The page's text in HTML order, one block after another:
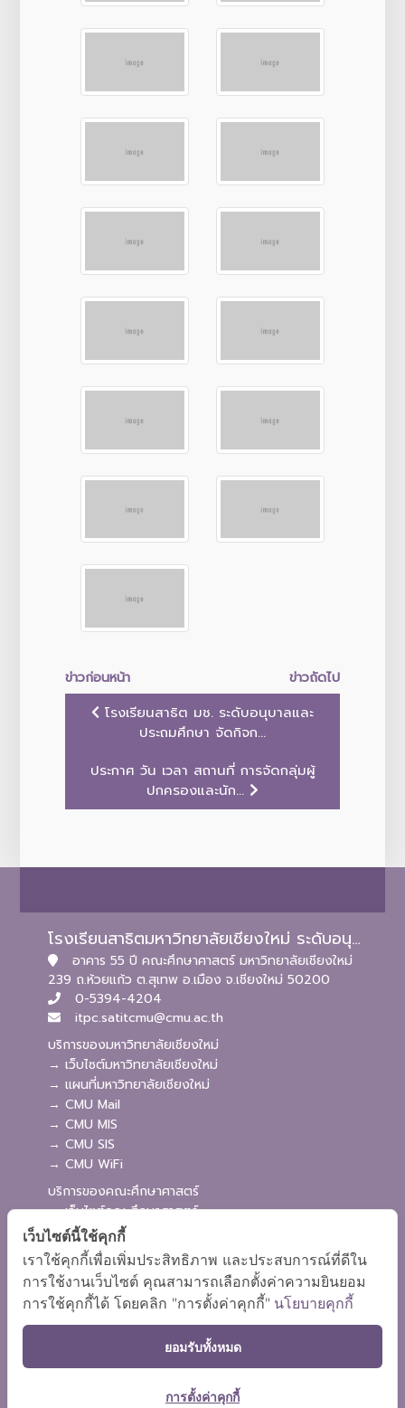
ข่าวก่อนหน้า
ข่าวถัดไป
โรงเรียนสาธิต มช. ระดับอนุบาลและ
ประถมศึกษา จัดกิจก...
ประกาศ วัน เวลา สถานที่ การจัดกลุ่มผู้
ปกครองและนัก...
โรงเรียนสาธิตมหาวิทยาลัยเชียงใหม่ ระดับอนุบาลและประถมศึกษา
อาคาร 55 ปี คณะศึกษาศาสตร์ มหาวิทยาลัยเชียงใหม่
239 ถ.ห้วยแก้ว ต.สุเทพ อ.เมือง จ.เชียงใหม่ 50200
0-5394-4204
itpc.satitcmu@cmu.ac.th
บริการของมหาวิทยาลัยเชียงใหม่
→ เว็บไซต์มหาวิทยาลัยเชียงใหม่
→ แผนที่มหาวิทยาลัยเชียงใหม่
→ CMU Mail
→ CMU MIS
→ CMU SIS
→ CMU WiFi
บริการของคณะศึกษาศาสตร์
→ เว็บไซต์คณะศึกษาศาสตร์
→ ระบบจัดการเว็บไซต์
→ ระบบ Admission
→ EDU MIS
→ EDU SIS
เว็บไซต์นี้ใช้คุกกี้
เราใช้คุกกี้เพื่อเพิ่มประสิทธิภาพ และประสบการณ์ที่ดีใน
การใช้งานเว็บไซต์ คุณสามารถเลือกตั้งค่าความยินยอม
การใช้คุกกี้ได้ โดยคลิก "การตั้งค่าคุกกี้" นโยบายคุกกี้
ยอมรับทั้งหมด
การตั้งค่าคุกกี้